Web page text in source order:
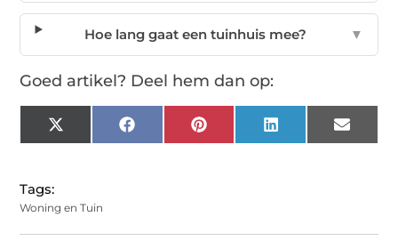
Hoe lang gaat een tuinhuis mee? ▼
Goed artikel? Deel hem dan op:
X
(Twitter)
Facebook Pinterest LinkedIn Email
Tags:
Woning en Tuin